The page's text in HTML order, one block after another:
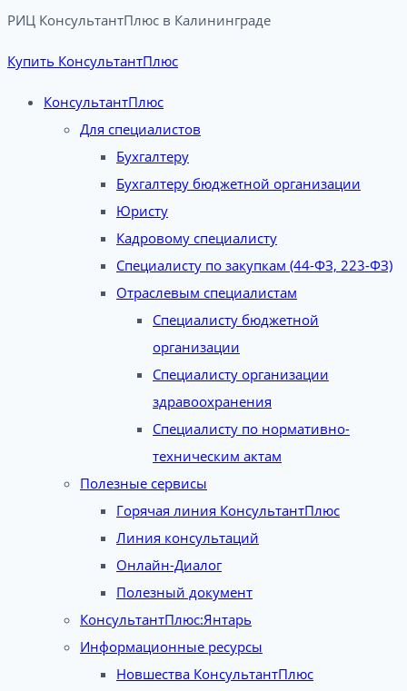
РИЦ КонсультантПлюс в Калининграде​
Купить КонсультантПлюс
КонсультантПлюс
Для специалистов
Бухгалтеру
Бухгалтеру бюджетной организации
Юристу
Кадровому специалисту
Специалисту по закупкам (44-ФЗ, 223-ФЗ)
Отраслевым специалистам
Специалисту бюджетной
организации
Специалисту организации
здравоохранения
Специалисту по нормативно-
техническим актам
Полезные сервисы
Горячая линия КонсультантПлюс
Линия консультаций
Онлайн-Диалог
Полезный документ
КонсультантПлюс:Янтарь
Информационные ресурсы
Новшества КонсультантПлюс